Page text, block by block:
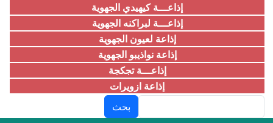
إذاعـــة كيهيدي الجهوية
إذاعـــة لبراكنه الجهوية
إذاعة لعيون الجهوية
إذاعة نواذيبو الجهوية
إذاعـــة تجكجة
إذاعة ازويرات